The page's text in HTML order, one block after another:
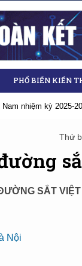
PHỔ BIẾN KIẾN
nhiệm kỳ 2025-
Thứ
SẮT VIỆT
Nội